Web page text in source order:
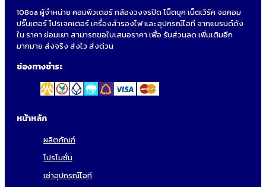
108oa ผู้จำหน่าย คอมพิวเตอร์ กล้องวงจรปิด โน็ตบุค เน็ตเวิร์ค จอคอม
ปริ๊นเตอร์ โปรเจคเตอร์ เครื่องสำรองไฟ และ อุปกรณ์ไอที จากแบรนด์ดัง
ใน ราคา ย่อมเยา สามารถขอใบเสนอราคา เพื่อ รับส่วนลด เพิ่มเติมอีก
มากมาย ส่งจริง ส่งไว ส่งด่วน
ช่องทางชำระ
หน้าหลัก
ผลิตภัณฑ์
โปรโมชั่น
เช่าอุปกรณ์ไอที